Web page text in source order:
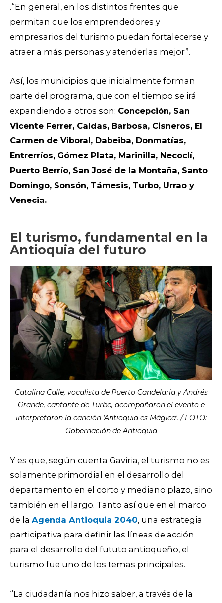
.“En general, en los distintos frentes que
permitan que los emprendedores y
empresarios del turismo puedan fortalecerse y
atraer a más personas y atenderlas mejor”.
Así, los municipios que inicialmente forman
parte del programa, que con el tiempo se irá
expandiendo a otros son: Concepción, San
Vicente Ferrer, Caldas, Barbosa, Cisneros, El
Carmen de Viboral, Dabeiba, Donmatías,
Entrerríos, Gómez Plata, Marinilla, Necoclí,
Puerto Berrío, San José de la Montaña, Santo
Domingo, Sonsón, Támesis, Turbo, Urrao y
Venecia.
El turismo, fundamental en la
Antioquia del futuro
Catalina Calle, vocalista de Puerto Candelaria y Andrés
Grande, cantante de Turbo, acompañaron el evento e
interpretaron la canción 'Antioquia es Mágica'. / FOTO:
Gobernación de Antioquia
Y es que, según cuenta Gaviria, el turismo no es
solamente primordial en el desarrollo del
departamento en el corto y mediano plazo, sino
también en el largo. Tanto así que en el marco
de la Agenda Antioquia 2040, una estrategia
participativa para definir las líneas de acción
para el desarrollo del fututo antioqueño, el
turismo fue uno de los temas principales.
“La ciudadanía nos hizo saber, a través de la